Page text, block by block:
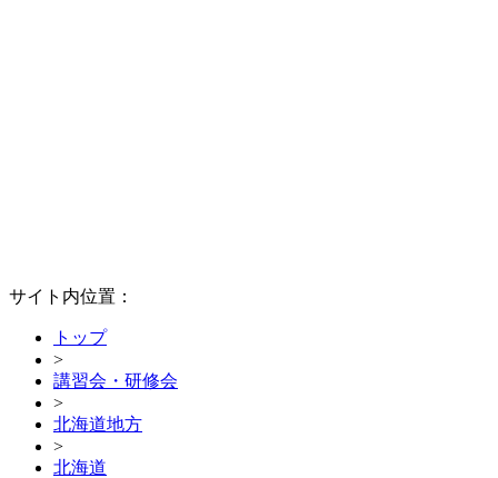
サイト内位置：
トップ
>
講習会・研修会
>
北海道地方
>
北海道